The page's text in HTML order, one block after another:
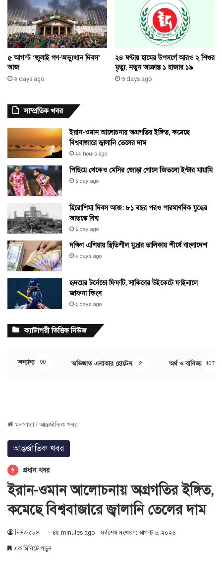
৫ আগস্ট ‘জুলাই গণ-অভ্যুত্থান দিবস’
আজ
২ days ago
২৪ ঘণ্টায় হামের উপসর্গে আরও ২ শিশুর
মৃত্যু, নতুন আক্রান্ত ১ হাজার ১৯
৩ days ago
সাম্প্রতিক খবর
ইরান-ওমান আলোচনায় অগ্রগতির ইঙ্গিত, কমেছে
বিশ্ববাজারে জ্বালানি তেলের দাম
২২ hours ago
পিছিয়ে থেকেও মেসির জোড়া গোলে জিতলো ইন্টার মায়ামি
১ day ago
হিরোশিমা দিবস আজ: ৮১ বছর পরও পারমাণবিক যুদ্ধের
আতঙ্কে বিশ্ব
১ day ago
দক্ষিণ এশিয়ায় স্থিতিশীল মুদ্রার তালিকায় শীর্ষে বাংলাদেশ
২ days ago
হৃদয়ের টর্নেডো ফিফটি, সাকিবের উইকেটে ফাইনালে
জাফনা কিংস
২ days ago
ক্যাটাগরী ভিত্তিক নিউজ
অন্যান্য 90 অভিজাত এলাকার হোটেল 2 অর্থ ও বানিজ্য 407